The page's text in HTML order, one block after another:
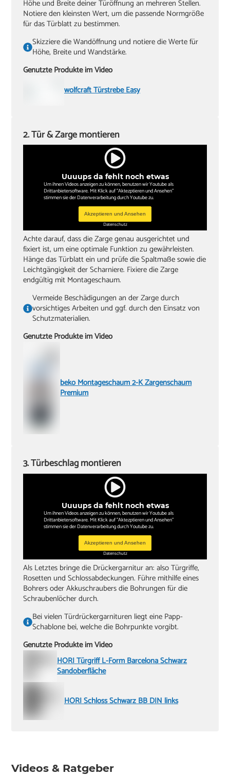
Höhe und Breite deiner Türöffnung an mehreren Stellen.
Notiere den kleinsten Wert, um die passende Normgröße
für das Türblatt zu bestimmen.
Skizziere die Wandöffnung und notiere die Werte für
Höhe, Breite und Wandstärke.
Genutzte Produkte im Video
wolfcraft Türstrebe Easy
Uuuups da fehlt noch etwas
Um ihnen Videos anzeigen zu können, benutzen wir Youtube als
Drittanbietersoftware. Mit Klick auf "Aktezptieren und Ansehen"
stimmen sie der Datenverarbeitung durch Youtube zu.
Akzeptieren und Ansehen
Datenschutz
2. Tür & Zarge montieren
Achte darauf, dass die Zarge genau ausgerichtet und
fixiert ist, um eine optimale Funktion zu gewährleisten.
Hänge das Türblatt ein und prüfe die Spaltmaße sowie die
Leichtgängigkeit der Scharniere. Fixiere die Zarge
endgültig mit Montageschaum.
Vermeide Beschädigungen an der Zarge durch
vorsichtiges Arbeiten und ggf. durch den Einsatz von
Schutzmaterialien.
Genutzte Produkte im Video
beko Montageschaum 2-K Zargenschaum
Premium
Uuuups da fehlt noch etwas
Um ihnen Videos anzeigen zu können, benutzen wir Youtube als
Drittanbietersoftware. Mit Klick auf "Aktezptieren und Ansehen"
stimmen sie der Datenverarbeitung durch Youtube zu.
Akzeptieren und Ansehen
Datenschutz
3. Türbeschlag montieren
Als Letztes bringe die Drückergarnitur an: also Türgriffe,
Rosetten und Schlossabdeckungen. Führe mithilfe eines
Bohrers oder Akkuschraubers die Bohrungen für die
Schraubenlöcher durch.
Bei vielen Türdrückergarnituren liegt eine Papp-
Schablone bei, welche die Bohrpunkte vorgibt.
Genutzte Produkte im Video
HORI Türgriff L-Form Barcelona Schwarz
Sandoberfläche
HORI Schloss Schwarz BB DIN links
Videos & Ratgeber